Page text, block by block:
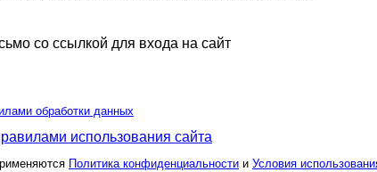
со ссылкой для входа на сайт
обработки данных
использования сайта
Политика конфиденциальности и Условия